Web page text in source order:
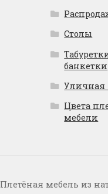
Столы
банкетки
Уличная
Цвета
мебели
мебель из